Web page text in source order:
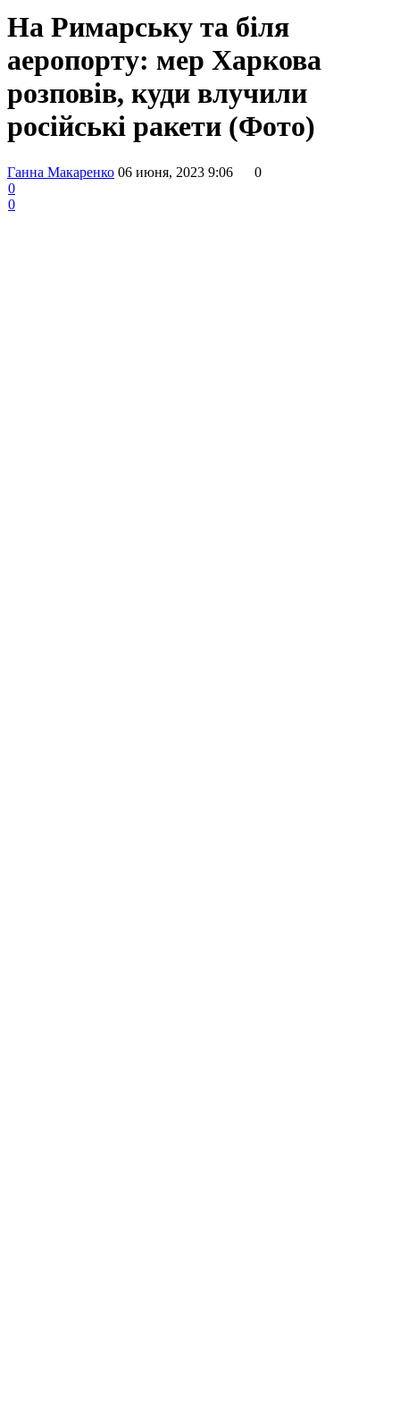
На Римарську та біля
аеропорту: мер Харкова
розповів, куди влучили
російські ракети (Фото)
Ганна Макаренко 06 июня, 2023 9:06
0
0
0